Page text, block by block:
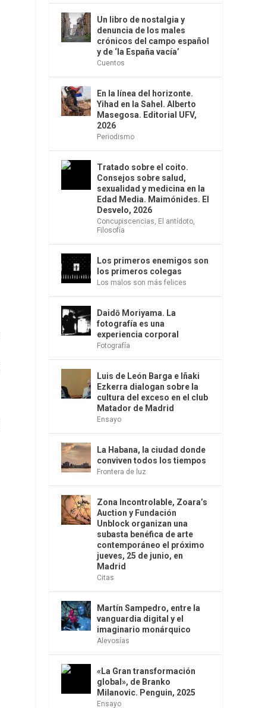
Un libro de nostalgia y
denuncia de los males
crónicos del campo español
y de ‘la España vacía’
Cuentos
En la línea del horizonte.
Yihad en la Sahel. Alberto
Masegosa. Editorial UFV,
2026
Periodismo
Tratado sobre el coito.
Consejos sobre salud,
sexualidad y medicina en la
Edad Media. Maimónides. El
Desvelo, 2026
Concupiscencias El antídoto
Filosofía
Los primeros enemigos son
los primeros colegas
Los malos son más felices
Daidō Moriyama. La
fotografía es una
experiencia corporal
Fotografía
Luis de León Barga e Iñaki
Ezkerra dialogan sobre la
cultura del exceso en el club
Matador de Madrid
Ensayo
La Habana, la ciudad donde
conviven todos los tiempos
Frontera de luz
Zona Incontrolable, Zoara’s
Auction y Fundación
Unblock organizan una
subasta benéfica de arte
contemporáneo el próximo
jueves, 25 de junio, en
Madrid
Citas
Martín Sampedro, entre la
vanguardia digital y el
imaginario monárquico
Alevosías
«La Gran transformación
global», de Branko
Milanovic. Penguin, 2025
Ensayo